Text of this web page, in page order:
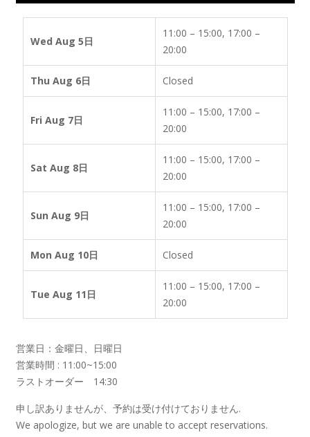
Wed Aug 5日
11:00 – 15:00, 17:00 –
20:00
Thu Aug 6日 Closed
Fri Aug 7日
11:00 – 15:00, 17:00 –
20:00
Sat Aug 8日
11:00 – 15:00, 17:00 –
20:00
Sun Aug 9日
11:00 – 15:00, 17:00 –
20:00
Mon Aug 10日 Closed
Tue Aug 11日
11:00 – 15:00, 17:00 –
20:00
営業日：金曜日、日曜日
営業時間 : 11:00~15:00
ラストオーダー 14:30
申し訳ありませんが、予約は受け付けておりません.
We apologize, but we are unable to accept reservations.